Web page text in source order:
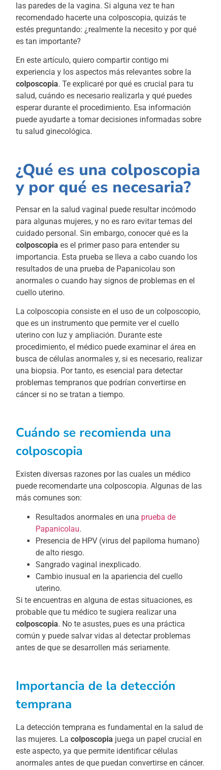
las paredes de la vagina. Si alguna vez te han
recomendado hacerte una colposcopia, quizás te
estés preguntando: ¿realmente la necesito y por qué
es tan importante?
En este artículo, quiero compartir contigo mi
experiencia y los aspectos más relevantes sobre la
colposcopia. Te explicaré por qué es crucial para tu
salud, cuándo es necesario realizarla y qué puedes
esperar durante el procedimiento. Esa información
puede ayudarte a tomar decisiones informadas sobre
tu salud ginecológica.
¿Qué es una colposcopia
y por qué es necesaria?
Pensar en la salud vaginal puede resultar incómodo
para algunas mujeres, y no es raro evitar temas del
cuidado personal. Sin embargo, conocer qué es la
colposcopia es el primer paso para entender su
importancia. Esta prueba se lleva a cabo cuando los
resultados de una prueba de Papanicolau son
anormales o cuando hay signos de problemas en el
cuello uterino.
La colposcopia consiste en el uso de un colposcopio,
que es un instrumento que permite ver el cuello
uterino con luz y ampliación. Durante este
procedimiento, el médico puede examinar el área en
busca de células anormales y, si es necesario, realizar
una biopsia. Por tanto, es esencial para detectar
problemas tempranos que podrían convertirse en
cáncer si no se tratan a tiempo.
Cuándo se recomienda una
colposcopia
Existen diversas razones por las cuales un médico
puede recomendarte una colposcopia. Algunas de las
más comunes son:
Resultados anormales en una prueba de
Papanicolau.
Presencia de HPV (virus del papiloma humano)
de alto riesgo.
Sangrado vaginal inexplicado.
Cambio inusual en la apariencia del cuello
uterino.
Si te encuentras en alguna de estas situaciones, es
probable que tu médico te sugiera realizar una
colposcopia. No te asustes, pues es una práctica
común y puede salvar vidas al detectar problemas
antes de que se desarrollen más seriamente.
Importancia de la detección
temprana
La detección temprana es fundamental en la salud de
las mujeres. Lacolposcopia juega un papel crucial en
este aspecto, ya que permite identificar células
anormales antes de que puedan convertirse en cáncer.